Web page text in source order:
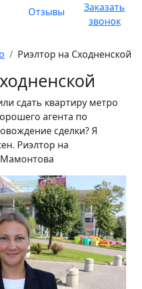
Отзывы
Заказать
звонок
Риэлтор на Сходненской
сдать квартиру метро
агента по
сделки? Я
Риэлтор на
Мамонтова